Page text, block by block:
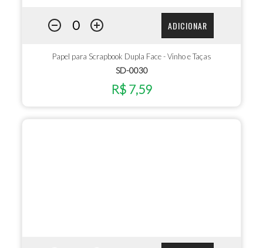
ADICIONAR
Papel para Scrapbook Dupla Face - Vinho e Taças
SD-0030
R$ 7,59